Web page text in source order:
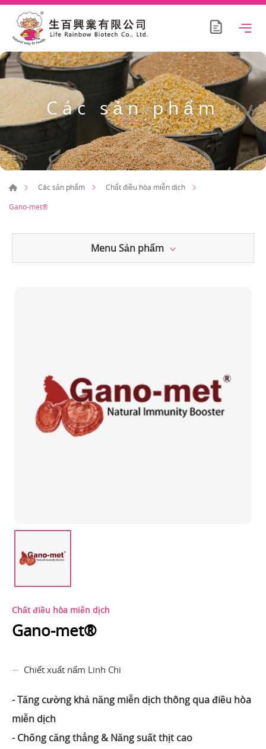
Các sản phẩm
Các sản phẩm Chất điều hòa miễn dịch
Gano-met®
Menu Sản phẩm
Chất điều hòa miễn dịch
Gano-met®
Chiết xuất nấm Linh Chi
- Tăng cường khả năng miễn dịch thông qua điều hòa
miễn dịch
- Chống căng thẳng & Năng suất thịt cao